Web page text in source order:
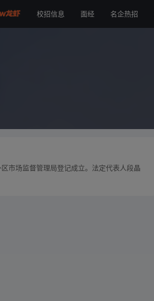
校招信息 面经 名企热招
市场监督管理局登记成立。法定代表人段晶